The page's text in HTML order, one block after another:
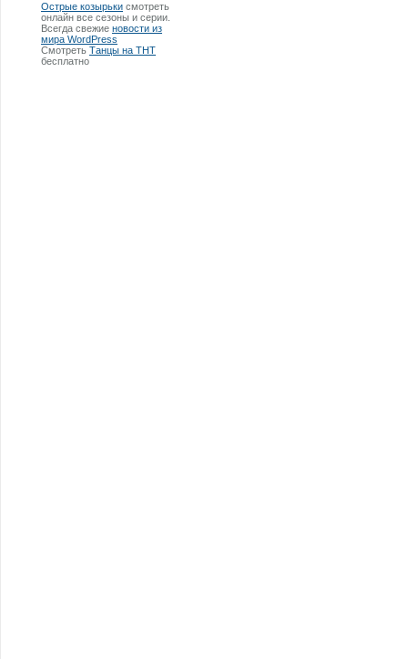
Острые козырьки смотреть
онлайн все сезоны и серии.
Всегда свежие новости из
мира WordPress
Смотреть Танцы на ТНТ
бесплатно